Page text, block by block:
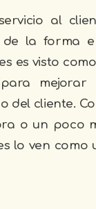
al
la forma
es visto
para
del cliente.
o un poco
lo ven